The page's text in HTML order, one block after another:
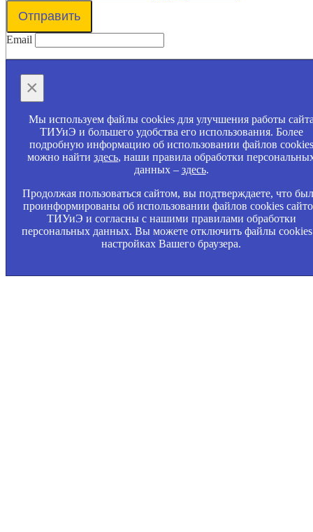
Отправить
Email
×
Мы используем файлы cookies для улучшения работы
ТИУиЭ и большего удобства его использования. Более
подробную информацию об использовании файлов cookies
можно найти здесь, наши правила обработки
данных – здесь.
Продолжая пользоваться сайтом, вы подтверждаете, что
проинформированы об использовании файлов cookies
ТИУиЭ и согласны с нашими правилами обработки
персональных данных. Вы можете отключить файлы
настройках Вашего браузера.